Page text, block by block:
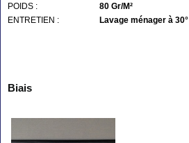
POIDS :
80 Gr/M²
ENTRETIEN :
Lavage ménager à 30°
Biais